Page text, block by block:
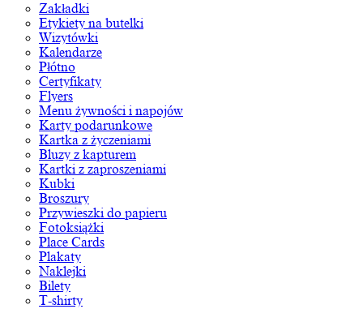
Zakładki
Etykiety na butelki
Wizytówki
Kalendarze
Płótno
Certyfikaty
Flyers
Menu żywności i napojów
Karty podarunkowe
Kartka z życzeniami
Bluzy z kapturem
Kartki z zaproszeniami
Kubki
Broszury
Przywieszki do papieru
Fotoksiążki
Place Cards
Plakaty
Naklejki
Bilety
T-shirty